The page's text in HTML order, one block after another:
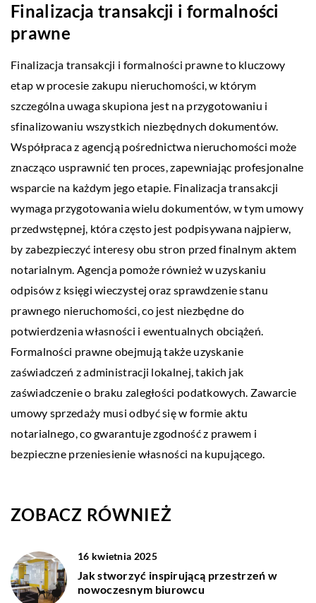
Finalizacja transakcji i formalności
prawne
Finalizacja transakcji i formalności prawne to kluczowy
etap w procesie zakupu nieruchomości, w którym
szczególna uwaga skupiona jest na przygotowaniu i
sfinalizowaniu wszystkich niezbędnych dokumentów.
Współpraca z agencją pośrednictwa nieruchomości może
znacząco usprawnić ten proces, zapewniając profesjonalne
wsparcie na każdym jego etapie. Finalizacja transakcji
wymaga przygotowania wielu dokumentów, w tym umowy
przedwstępnej, która często jest podpisywana najpierw,
by zabezpieczyć interesy obu stron przed finalnym aktem
notarialnym. Agencja pomoże również w uzyskaniu
odpisów z księgi wieczystej oraz sprawdzenie stanu
prawnego nieruchomości, co jest niezbędne do
potwierdzenia własności i ewentualnych obciążeń.
Formalności prawne obejmują także uzyskanie
zaświadczeń z administracji lokalnej, takich jak
zaświadczenie o braku zaległości podatkowych. Zawarcie
umowy sprzedaży musi odbyć się w formie aktu
notarialnego, co gwarantuje zgodność z prawem i
bezpieczne przeniesienie własności na kupującego.
ZOBACZ RÓWNIEŻ
16 kwietnia 2025
Jak stworzyć inspirującą przestrzeń w
nowoczesnym biurowcu